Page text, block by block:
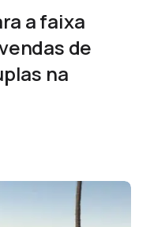
a faixa
de
na